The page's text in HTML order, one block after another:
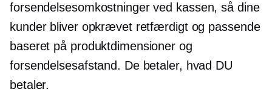
forsendelsesomkostninger ved kassen, så dine
kunder bliver opkrævet retfærdigt og passende
baseret på produktdimensioner og
forsendelsesafstand. De betaler, hvad DU
betaler.